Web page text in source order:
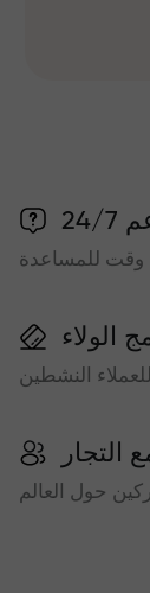
7
للمساعدة
الولاء
النشطين
التجار
حول العالم